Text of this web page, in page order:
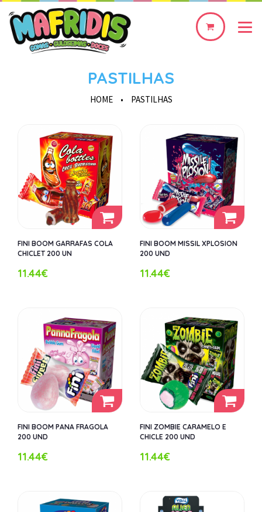
0
PASTILHAS
HOME • PASTILHAS
FINI BOOM GARRAFAS COLA
CHICLET 200 UN
11.44€
FINI BOOM MISSIL XPLOSION
200 UND
11.44€
FINI BOOM PANA FRAGOLA
200 UND
11.44€
FINI ZOMBIE CARAMELO E
CHICLE 200 UND
11.44€